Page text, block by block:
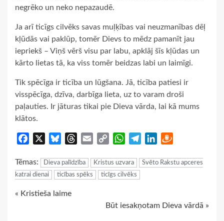
negrēko un neko nepazaudē.
Ja arī ticīgs cilvēks savas muļķības vai neuzmanības dēļ
kļūdās vai paklūp, tomēr Dievs to mēdz pamanīt jau
iepriekš – Viņš vērš visu par labu, apklāj šīs kļūdas un
kārto lietas tā, ka viss tomēr beidzas labi un laimīgi.
Tik spēcīga ir ticība un lūgšana. Jā, ticība patiesi ir
visspēcīga, dzīva, darbīga lieta, uz to varam droši
paļauties. Ir jāturas tikai pie Dieva vārda, lai kā mums
klātos.
Facebook BlueskyThreads
Email
Copy
WhatsApp
TelegramLinkedIn
Tēmas: Dieva palīdzība Kristus uzvara
Svēto Rakstu apceres
katrai dienai
ticības spēks ticīgs cilvēks
Continue
« Kristieša laime
Būt iesakņotam Dieva vārdā »